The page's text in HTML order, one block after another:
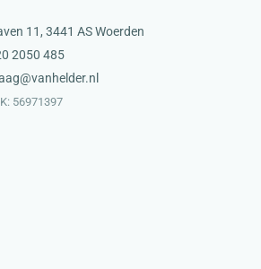
11, 3441 AS Woerden
2050 485
56971397